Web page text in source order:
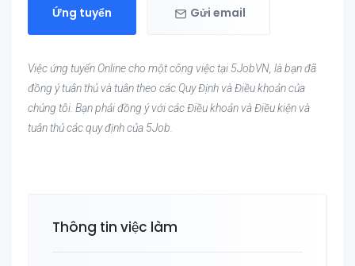
Ứng tuyển Gửi email
Việc ứng tuyển Online cho một công việc tại 5JobVN, là bạn đã
đồng ý tuân thủ và tuân theo các Quy Định và Điều khoản của
chúng tôi. Bạn phải đồng ý với các Điều khoản và Điều kiện và
tuân thủ các quy định của 5Job.
Thông tin việc làm